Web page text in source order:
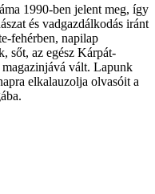
1990-ben jelent meg, így
és vadgazdálkodás iránt
fehérben, napilap
sőt, az egész Kárpát-
vált. Lapunk
elkalauzolja olvasóit a